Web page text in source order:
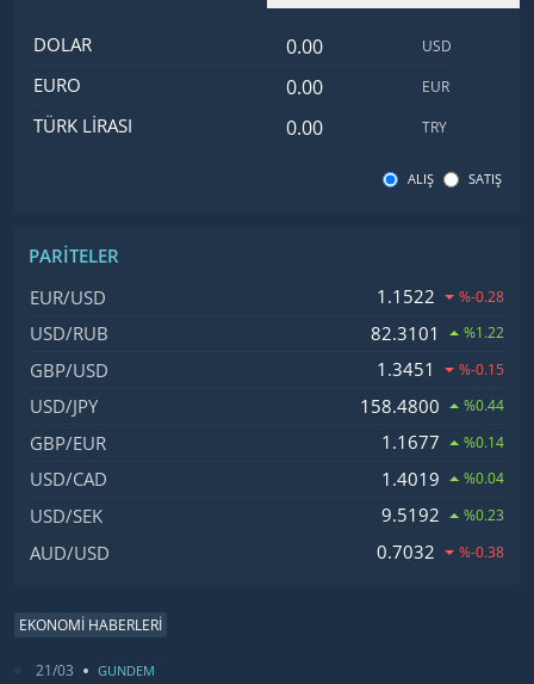
İsimDeğer
DOLAR Dolar değeri USD
EURO Euro değeri EUR
TÜRK LIRASI Türk Lirası değeri
TRY
ALIŞ SATIŞ
PARITELER
İsim, Kod
EUR/USD 1.1522 %-0.28
USD/RUB 82.3101 %1.22
GBP/USD 1.3451 %-0.15
USD/JPY 158.4800 %0.44
GBP/EUR 1.1677 %0.14
USD/CAD 1.4019 %0.04
USD/SEK 9.5192 %0.23
AUD/USD 0.7032 %-0.38
EKONOMİ HABERLERİ
21/03 GUNDEM